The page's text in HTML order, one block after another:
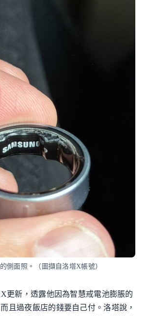
側面照。（圖擷自洛塔X帳號）
更新，透露他因為智慧戒電池膨脹的
且過夜飯店的錢要自己付。洛塔說，